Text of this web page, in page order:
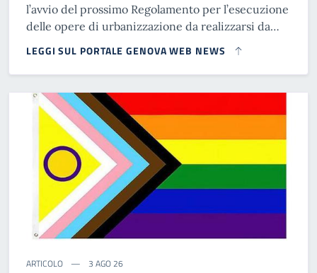
l’avvio del prossimo Regolamento per l’esecuzione
delle opere di urbanizzazione da realizzarsi da…
LEGGI SUL PORTALE GENOVA WEB NEWS
ARTICOLO 3 AGO 26